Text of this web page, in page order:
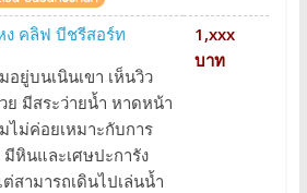
ง คลิฟ บีชรีสอร์ท
อยู่บนเนินเขา เห็นวิว
ย มีสระว่ายน้ำ หาดหน้า
ไม่ค่อยเหมาะกับการ
มีหินและเศษปะการัง
ต่สามารถเดินไปเล่นน้ำ
1,xxx
บาท